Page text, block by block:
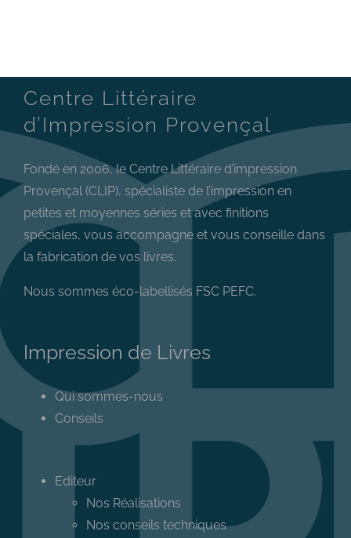
Centre Littéraire
d’Impression Provençal
Fondé en 2006, le Centre Littéraire d’impression
Provençal (CLIP), spécialiste de l’impression en
petites et moyennes séries et avec finitions
spéciales, vous accompagne et vous conseille dans
la fabrication de vos livres.
Nous sommes éco-labellisés FSC PEFC.
Impression de Livres
Qui sommes-nous
Conseils
Editeur
Nos Réalisations
Nos conseils techniques